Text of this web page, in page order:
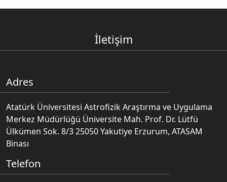
İletişim
Adres
Atatürk Üniversitesi Astrofizik Araştırma ve Uygulama
Merkez Müdürlüğü Üniversite Mah. Prof. Dr. Lütfü
Ülkümen Sok. 8/3 25050 Yakutiye Erzurum, ATASAM
Binası
Telefon